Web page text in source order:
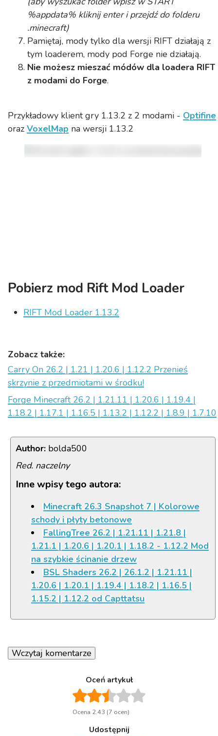
%appdata% kliknij enter i przejdź do folderu
.minecraft)
Pamiętaj, mody tylko dla wersji RIFT działają z
tym loaderem, mody pod Forge nie działają.
Nie możesz mieszać módów dla loadera RIFT
z modami do Forge.
Przykładowy klient gry 1.13.2 z 2 modami - Optifine
oraz VoxelMap na wersji 1.13.2
Pobierz mod Rift Mod Loader
RIFT Mod Loader 1.13.2
Zobacz także:
Carry On 26.2 | 1.21 | 1.20.6 | 1.12.2 Przenieś
skrzynie z przedmiotami w środku!
Forge Minecraft 26.2 | 1.21.11 | 1.20.6 | 1.19.4 |
1.18.2 | 1.17.1 | 1.16.5 | 1.13.2 | 1.12.2 | 1.8.9 | 1.7.10
Author: bolda500
Red. naczelny
Inne wpisy tego autora:
Minecraft 26.3 Snapshot 7 | Kolorowe
schody i płyty betonowe
FallingTree 26.2 | 1.21.11 | 1.21.8 |
1.21.1 | 1.20.6 | 1.20.1 | 1.18.2 - 1.12.2 Mod
na szybkie ścinanie drzew
BSL Shaders 26.2 | 26.1.2 | 1.21.11 |
1.20.6 | 1.20.1 | 1.19.4 | 1.18.2 | 1.16.5 |
1.15.2 | 1.12.2 od Capttatsu
Wczytaj komentarze
Oceń artykuł
Ocena 2.43 (7 ocen)
Udostępnij